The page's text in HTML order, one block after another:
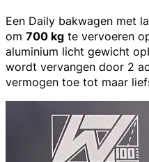
Een Daily bakwagen met
om 700 kg te vervoeren
aluminium licht gewicht
wordt vervangen door 2
vermogen toe tot maar